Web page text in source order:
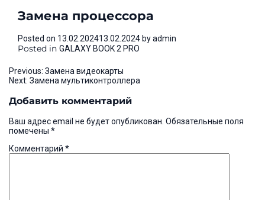
Замена процессора
Posted on 13.02.202413.02.2024 byadmin
Posted in GALAXY BOOK 2 PRO
Навигация
по
записям
Previous: Замена видеокарты
Next: Замена мультиконтроллера
Добавить комментарий
Ваш адрес email не будет опубликован. Обязательные поля
помечены *
Комментарий *